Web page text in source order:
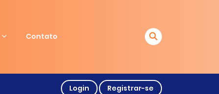
Contato
Login Registrar-se